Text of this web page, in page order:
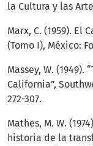
la Cultura y las
Marx, C. (1959).
(Tomo I), México:
Massey, W. (1949).
California”,
272-307.
Mathes, M. W.
historia de la